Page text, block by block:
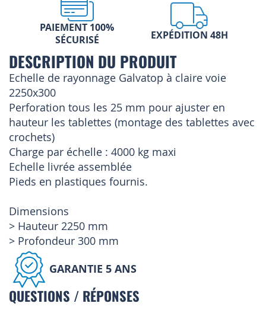
PAIEMENT 100%
SÉCURISÉ
EXPÉDITION 48H
DESCRIPTION DU PRODUIT
Echelle de rayonnage Galvatop à claire voie
2250x300
Perforation tous les 25 mm pour ajuster en
hauteur les tablettes (montage des tablettes avec
crochets)
Charge par échelle : 4000 kg maxi
Echelle livrée assemblée
Pieds en plastiques fournis.
Dimensions
> Hauteur 2250 mm
> Profondeur 300 mm
GARANTIE 5 ANS
QUESTIONS / RÉPONSES